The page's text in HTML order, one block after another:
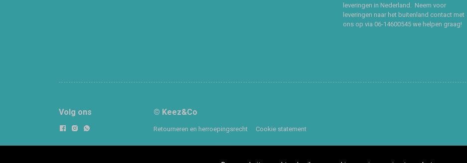
leveringen in Nederland. Neem voor
leveringen naar het buitenland contact met
ons op via 06-14600545 we helpen graag!
Volg ons © Keez&Co
Retourneren en herroepingsrecht Cookie statement